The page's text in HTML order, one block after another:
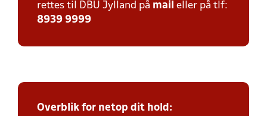
rettes til DBU Jylland på mail eller på tlf:
8939 9999
Overblik for netop dit hold: